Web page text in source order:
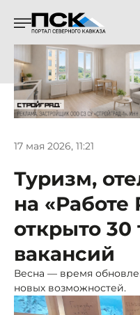
17 мая 2026, 11:21
Туризм,
на «Работе
открыто 30
вакансий
Весна — время
новых возможностей.